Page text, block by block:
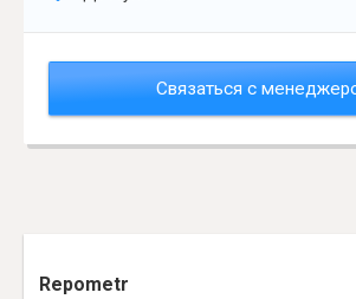
Связаться с
Repometr